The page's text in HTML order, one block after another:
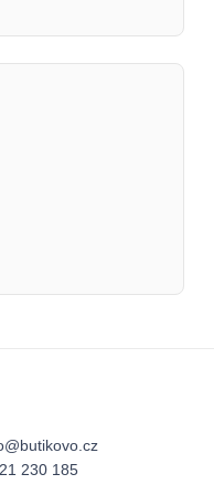
230 185